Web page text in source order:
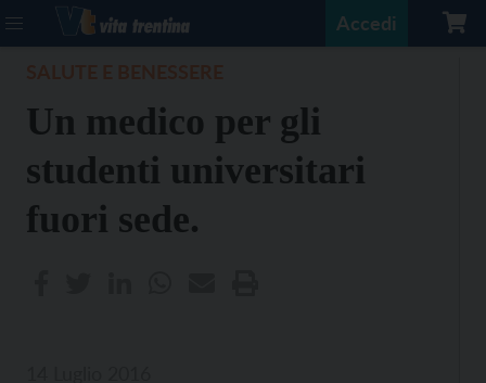
Accedi
Un medico per gli
studenti universitari
fuori sede.